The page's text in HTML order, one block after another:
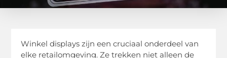
Winkel displays zijn een cruciaal onderdeel van
elke retailomgeving. Ze trekken niet alleen de